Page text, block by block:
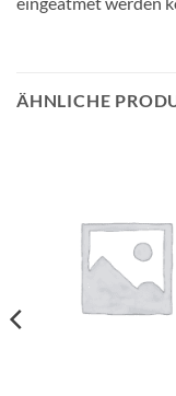
ÄHNLICHE